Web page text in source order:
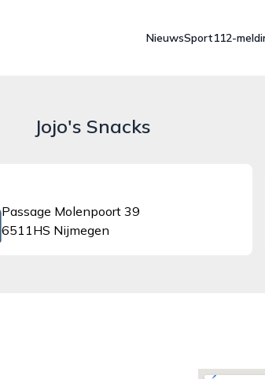
NieuwsSport112-
Jojo's Snacks
Passage Molenpoort 39
6511HS Nijmegen